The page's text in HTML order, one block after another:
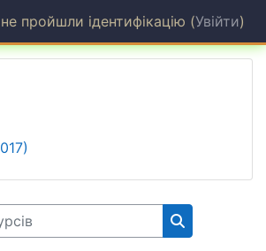
пройшли ідентифікацію (Увійти)
Пошук